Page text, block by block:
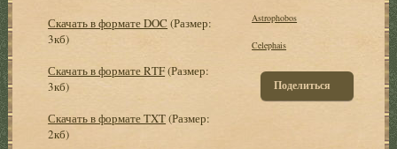
Скачать в формате DOC (Размер:
3кб)
Скачать в формате RTF(Размер:
3кб)
Скачать в формате TXT(Размер:
2кб)
Astrophobos
Celephais
Поделиться